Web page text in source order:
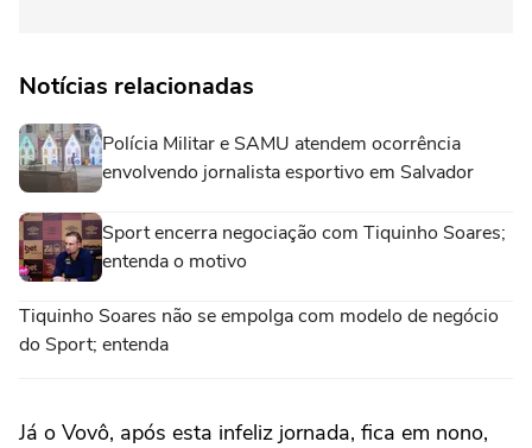
Notícias relacionadas
Polícia Militar e SAMU atendem ocorrência
envolvendo jornalista esportivo em Salvador
Sport encerra negociação com Tiquinho Soares;
entenda o motivo
Tiquinho Soares não se empolga com modelo de negócio
do Sport; entenda
Já o Vovô, após esta infeliz jornada, fica em nono,